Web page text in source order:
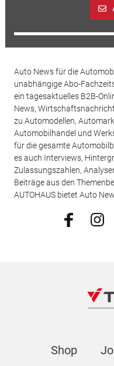
Auto News für die
unabhängige Abo-
ein tagesaktuelles B2B-
News,
zu Automodellen,
Automobilhandel und
für die gesamte
es auch Interviews,
Zulassungszahlen,
Beiträge aus den
AUTOHAUS bietet Auto
Shop